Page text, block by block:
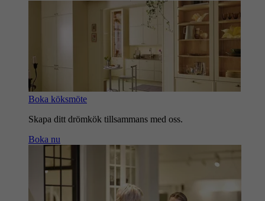
Boka köksmöte
Skapa ditt drömkök tillsammans med oss.
Boka nu